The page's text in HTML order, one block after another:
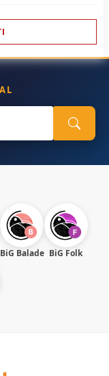
BiG Balade BiG Folk